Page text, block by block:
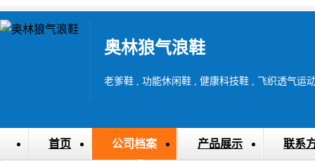
奥林狼气浪鞋
首页 公司档案 产品展示 联系